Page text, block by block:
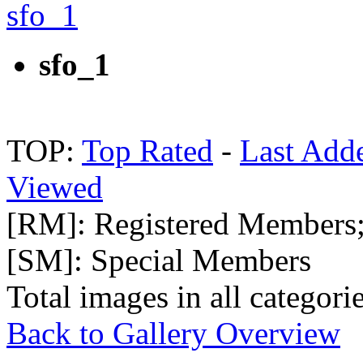
sfo_1
TOP: Top Rated - Last
Viewed
[RM]: Registered
[SM]: Special Members
Total images in all
Back to Gallery Overview